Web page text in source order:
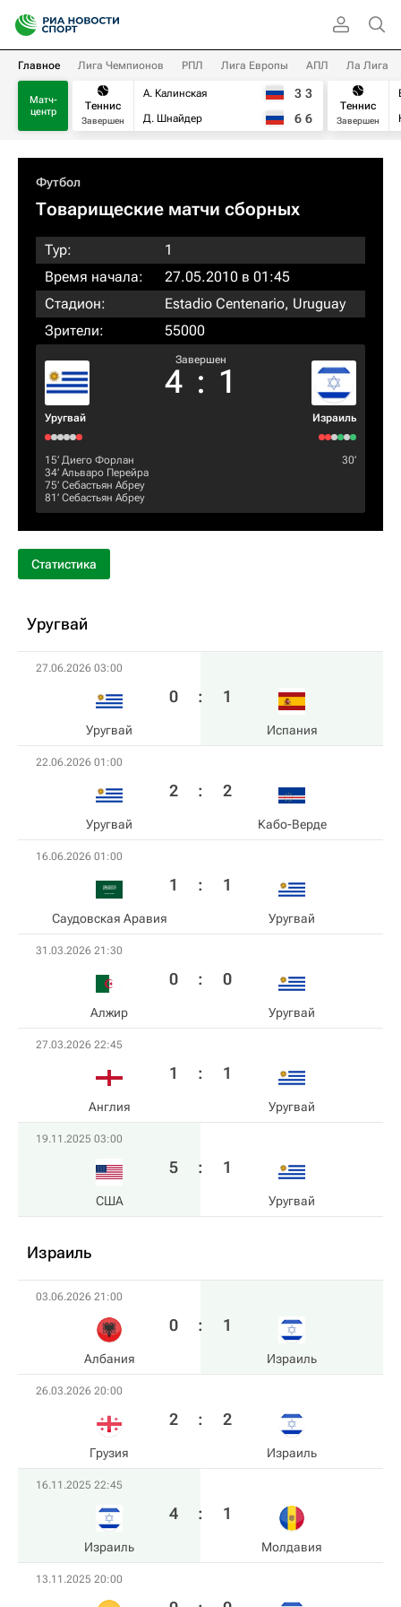
Главное Лига Чемпионов РПЛ Лига Европы АПЛ Ла Лига
Матч-
центр
Теннис
Завершен
А. Калинская
Д. Шнайдер
3 3
6 6
Теннис
Завершен
Футбол
Товарищеские матчи сборных
Тур:
1
Время начала:
27.05.2010 в 01:45
Стадион:
Estadio Centenario, Uruguay
Зрители:
55000
Уругвай
Завершен
4 : 1
Израиль
15‎’‎ Диего Форлан
34‎’‎ Альваро Перейра
75‎’‎ Себастьян Абреу
81‎’‎ Себастьян Абреу
30‎’‎
Статистика
Уругвай
27.06.2026 03:00
Уругвай
0 : 1
Испания
22.06.2026 01:00
Уругвай
2 : 2
Кабо-Верде
16.06.2026 01:00
Саудовская Аравия
1 : 1
Уругвай
31.03.2026 21:30
Алжир
0 : 0
Уругвай
27.03.2026 22:45
Англия
1 : 1
Уругвай
19.11.2025 03:00
США
5 : 1
Уругвай
Израиль
03.06.2026 21:00
Албания
0 : 1
Израиль
26.03.2026 20:00
Грузия
2 : 2
Израиль
16.11.2025 22:45
Израиль
4 : 1
Молдавия
13.11.2025 20:00